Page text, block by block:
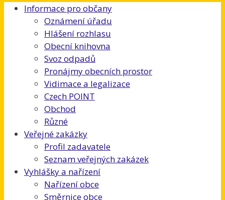
Informace pro občany
Oznámení úřadu
Hlášení rozhlasu
Obecní knihovna
Svoz odpadů
Pronájmy obecních prostor
Vidimace a legalizace
Czech POINT
Obchod
Různé
Veřejné zakázky
Profil zadavatele
Seznam veřejných zakázek
Vyhlášky a nařízení
Nařízení obce
Směrnice obce